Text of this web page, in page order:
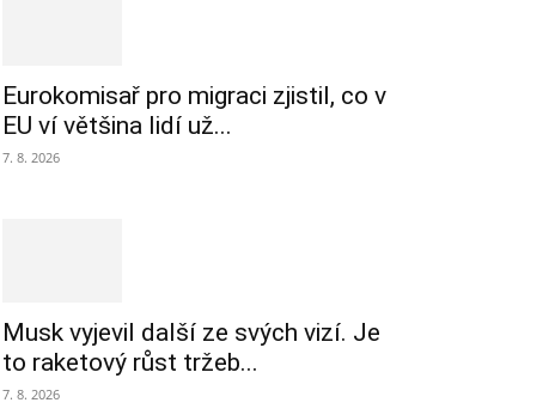
Eurokomisař pro migraci zjistil, co v
EU ví většina lidí už...
7. 8. 2026
Musk vyjevil další ze svých vizí. Je
to raketový růst tržeb...
7. 8. 2026